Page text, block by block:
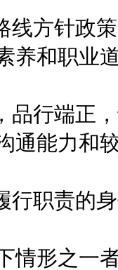
方针政策
养和职业
行端正，
通能力和
职责的身
形之一